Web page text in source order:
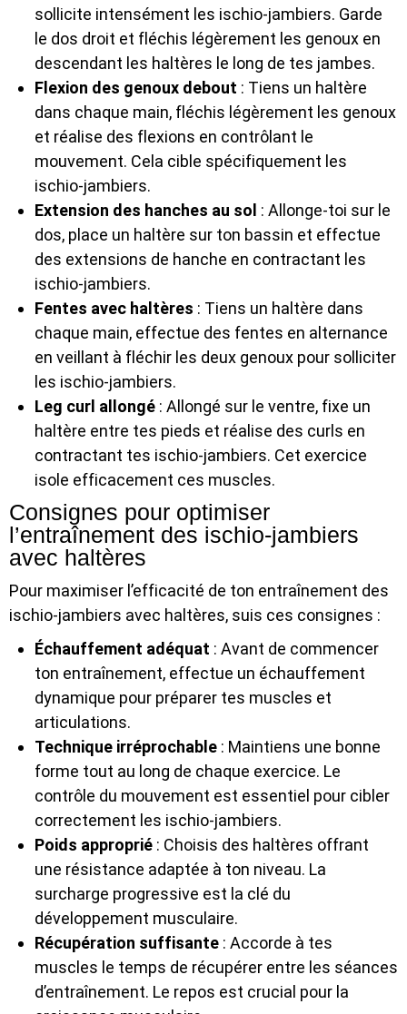
sollicite intensément les ischio-jambiers. Garde
le dos droit et fléchis légèrement les genoux en
descendant les haltères le long de tes jambes.
Flexion des genoux debout : Tiens un haltère
dans chaque main, fléchis légèrement les genoux
et réalise des flexions en contrôlant le
mouvement. Cela cible spécifiquement les
ischio-jambiers.
Extension des hanches au sol : Allonge-toi sur le
dos, place un haltère sur ton bassin et effectue
des extensions de hanche en contractant les
ischio-jambiers.
Fentes avec haltères : Tiens un haltère dans
chaque main, effectue des fentes en alternance
en veillant à fléchir les deux genoux pour solliciter
les ischio-jambiers.
Leg curl allongé : Allongé sur le ventre, fixe un
haltère entre tes pieds et réalise des curls en
contractant tes ischio-jambiers. Cet exercice
isole efficacement ces muscles.
Consignes pour optimiser
l’entraînement des ischio-jambiers
avec haltères
Pour maximiser l’efficacité de ton entraînement des
ischio-jambiers avec haltères, suis ces consignes :
Échauffement adéquat : Avant de commencer
ton entraînement, effectue un échauffement
dynamique pour préparer tes muscles et
articulations.
Technique irréprochable : Maintiens une bonne
forme tout au long de chaque exercice. Le
contrôle du mouvement est essentiel pour cibler
correctement les ischio-jambiers.
Poids approprié : Choisis des haltères offrant
une résistance adaptée à ton niveau. La
surcharge progressive est la clé du
développement musculaire.
Récupération suffisante : Accorde à tes
muscles le temps de récupérer entre les séances
d’entraînement. Le repos est crucial pour la